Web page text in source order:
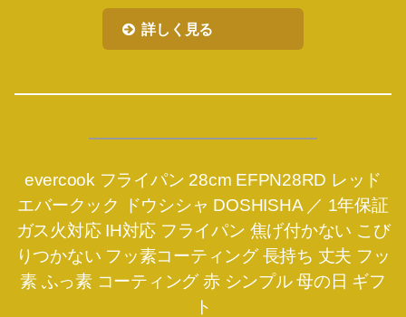
詳しく見る
evercook フライパン 28cm EFPN28RD レッド
エバークック ドウシシャ DOSHISHA ／ 1年保証
ガス火対応 IH対応 フライパン 焦げ付かない こび
りつかない フッ素コーティング 長持ち 丈夫 フッ
素 ふっ素 コーティング 赤 シンプル 母の日 ギフ
ト